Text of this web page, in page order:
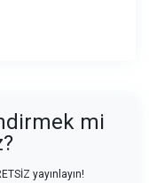
mi
yayınlayın!